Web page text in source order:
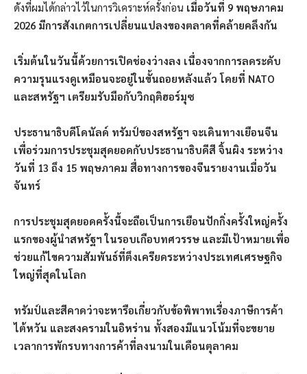
ดังที่ผมได้กล่าวไว้ในการวิเคราะห์ครั้งก่อน เมื่อวันที่ 9 พฤษภาคม
2026 มีการสังเกตการเปลี่ยนแปลงของตลาดที่คล้ายคลึงกัน
เริ่มต้นในวันนี้ด้วยการเปิดช่องว่างลง เนื่องจากการลดระดับ
ความรุนแรงดูเหมือนจะอยู่ในขั้นถอยหลังแล้ว โดยที่ NATO
และสหรัฐฯ เตรียมรับมือกับวิกฤติฮอร์มุซ
ประธานาธิบดีโดนัลด์ ทรัมป์ของสหรัฐฯ จะเดินทางเยือนจีน
เพื่อร่วมการประชุมสุดยอดกับประธานาธิบดีสี จิ้นผิง ระหว่าง
วันที่ 13 ถึง 15 พฤษภาคม สื่อทางการของจีนรายงานเมื่อวัน
จันทร์
การประชุมสุดยอดครั้งนี้จะถือเป็นการเยือนปักกิ่งครั้งใหญ่ครั้ง
แรกของผู้นำสหรัฐฯ ในรอบเกือบทศวรรษ และมีเป้าหมายเพื่อ
ช่วยแก้ไขความสัมพันธ์ที่ตึงเครียดระหว่างประเทศเศรษฐกิจ
ใหญ่ที่สุดในโลก
ทรัมป์และสีคาดว่าจะหารือเกี่ยวกับข้อพิพาทเรื่องภาษีการค้า
ไต้หวัน และสงครามในอิหร่าน ทั้งสองมีแนวโน้มที่จะขยาย
เวลาการพักรบทางการค้าที่ลงนามในเดือนตุลาคม